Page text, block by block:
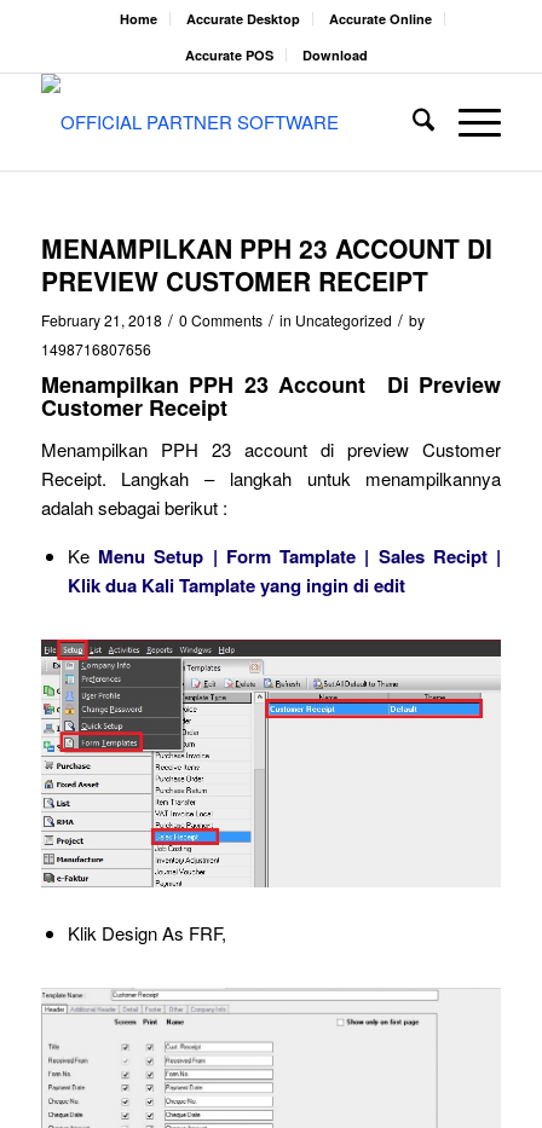
Home Accurate Desktop
Accurate Online
Accurate POS
Download
MENAMPILKAN PPH 23 ACCOUNT DI
PREVIEW CUSTOMER RECEIPT
February 21, 2018 / 0 Comments / in Uncategorized / by
1498716807656
Menampilkan PPH 23 Account Di Preview
Customer Receipt
Menampilkan PPH 23 account di preview Customer
Receipt. Langkah – langkah untuk menampilkannya
adalah sebagai berikut :
Ke Menu Setup | Form Tamplate | Sales Recipt |
Klik dua Kali Tamplate yang ingin di edit
Klik Design As FRF,